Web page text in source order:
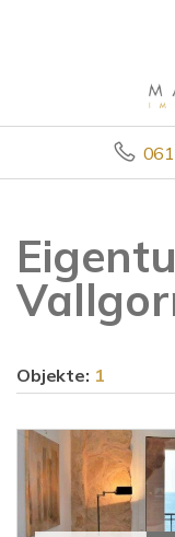
Objekte: 1